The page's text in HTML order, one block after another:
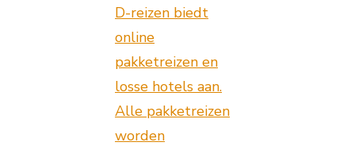
D-reizen biedt
online
pakketreizen en
losse hotels aan.
Alle pakketreizen
worden